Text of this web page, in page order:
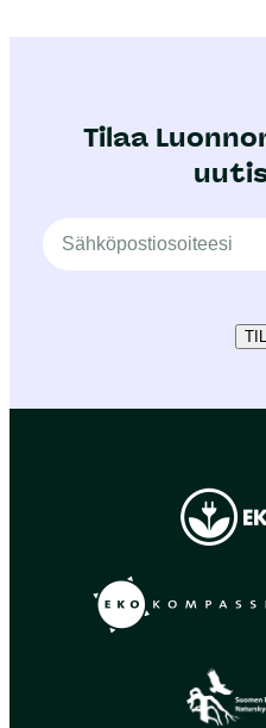
Tilaa